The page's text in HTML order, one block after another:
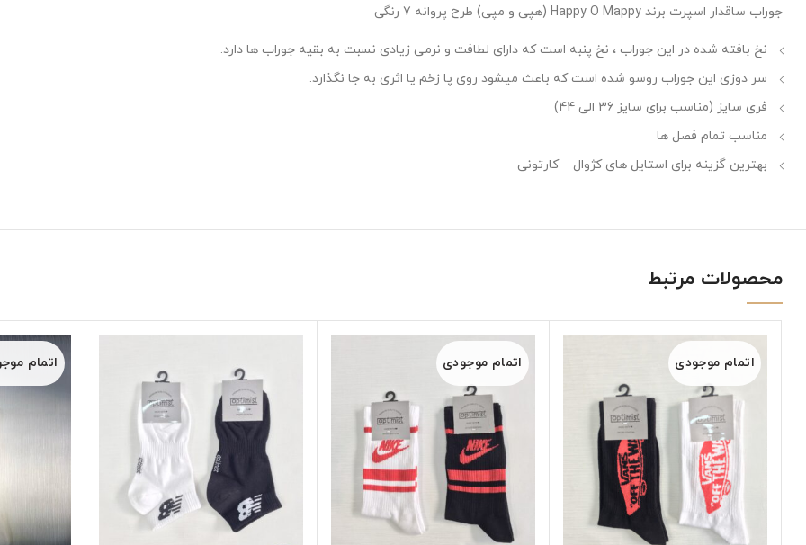
جوراب ساقدار اسپرت برند Happy O Mappy (هپی و مپی) طرح پروانه 7 رنگی
نخ بافته شده در این جوراب ، نخ پنبه است که دارای لطافت و نرمی زیادی نسبت به بقیه جوراب ها دارد.
سر دوزی این جوراب روسو شده است که باعث میشود روی پا زخم یا اثری به جا نگذارد.
فری سایز (مناسب برای سایز 36 الی 44)
مناسب تمام فصل ها
بهترین گزینه برای استایل های کژوال – کارتونی
محصولات مرتبط
اتمام موجودی اتمام موجودی اتمام